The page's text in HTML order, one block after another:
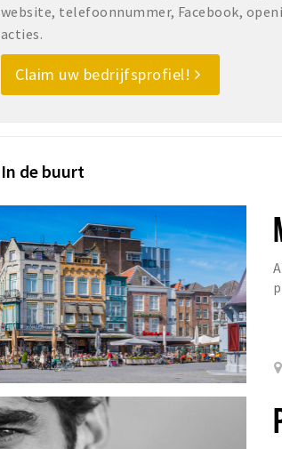
website, telefoonnummer, Facebook,
acties.
Claim uw bedrijfsprofiel!
In de buurt